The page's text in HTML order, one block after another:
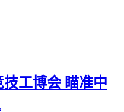
工博会 瞄准中